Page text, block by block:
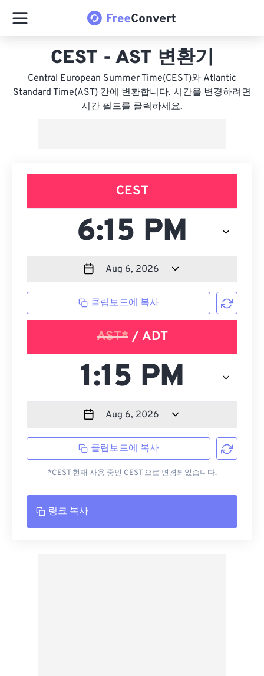
CEST - AST 변환기
Central European Summer Time(CEST)와 Atlantic
Standard Time(AST) 간에 변환합니다. 시간을 변경하려면
시간 필드를 클릭하세요.
CEST
클립보드에 복사
AST*/ ADT
클립보드에 복사
*CEST 현재 사용 중인 CEST 으로 변경되었습니다.
링크 복사